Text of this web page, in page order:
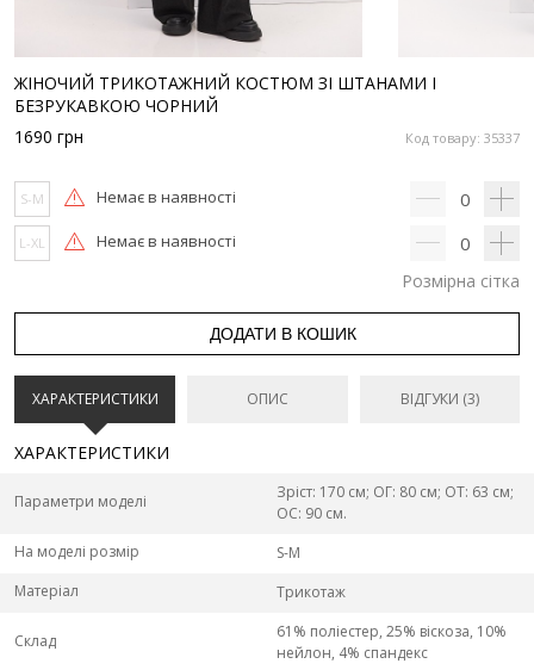
ЖІНОЧИЙ ТРИКОТАЖНИЙ КОСТЮМ ЗІ ШТАНАМИ І
БЕЗРУКАВКОЮ ЧОРНИЙ
Код товару: 35337
1690 грн
S-M Немає в наявності 0
L-XL Немає в наявності 0
Розмірна сітка
ДОДАТИ В КОШИК
ХАРАКТЕРИСТИКИ ОПИС ВІДГУКИ (3)
ХАРАКТЕРИСТИКИ
Параметри моделі
Зріст: 170 см; ОГ: 80 см; ОТ: 63 см;
ОС: 90 см.
На моделі розмір
S-M
Матеріал
Трикотаж
Склад
61% поліестер, 25% віскоза, 10%
нейлон, 4% спандекс